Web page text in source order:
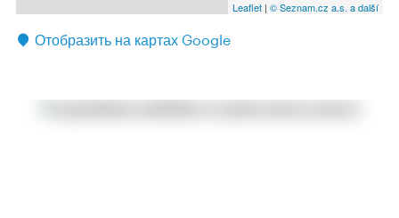
Leaflet | © Seznam.cz a.s. a další
Отобразить на картах Google